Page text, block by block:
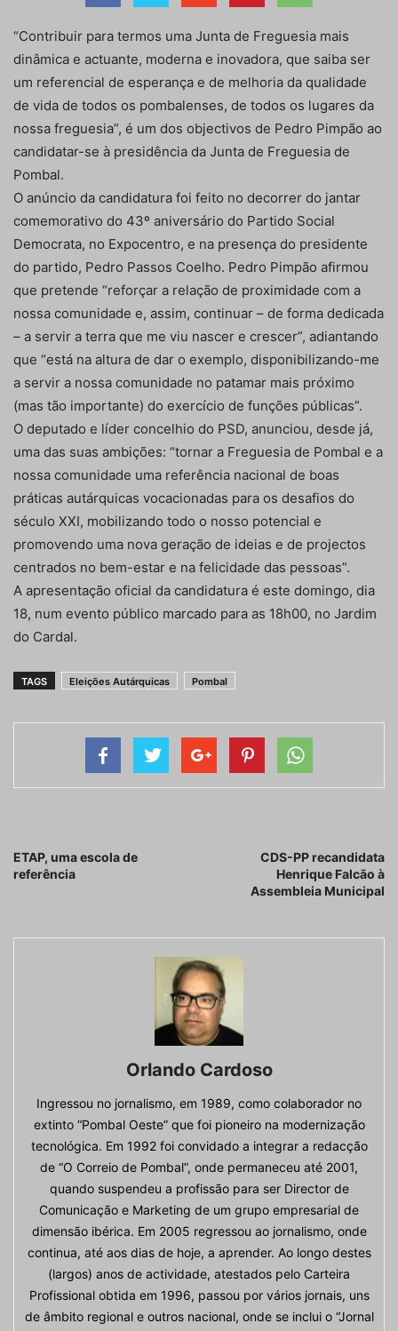
“Contribuir para termos uma Junta de Freguesia mais
dinâmica e actuante, moderna e inovadora, que saiba ser
um referencial de esperança e de melhoria da qualidade
de vida de todos os pombalenses, de todos os lugares da
nossa freguesia”, é um dos objectivos de Pedro Pimpão ao
candidatar-se à presidência da Junta de Freguesia de
Pombal.
O anúncio da candidatura foi feito no decorrer do jantar
comemorativo do 43º aniversário do Partido Social
Democrata, no Expocentro, e na presença do presidente
do partido, Pedro Passos Coelho. Pedro Pimpão afirmou
que pretende “reforçar a relação de proximidade com a
nossa comunidade e, assim, continuar – de forma dedicada
– a servir a terra que me viu nascer e crescer”, adiantando
que “está na altura de dar o exemplo, disponibilizando-me
a servir a nossa comunidade no patamar mais próximo
(mas tão importante) do exercício de funções públicas”.
O deputado e líder concelhio do PSD, anunciou, desde já,
uma das suas ambições: “tornar a Freguesia de Pombal e a
nossa comunidade uma referência nacional de boas
práticas autárquicas vocacionadas para os desafios do
século XXI, mobilizando todo o nosso potencial e
promovendo uma nova geração de ideias e de projectos
centrados no bem-estar e na felicidade das pessoas”.
A apresentação oficial da candidatura é este domingo, dia
18, num evento público marcado para as 18h00, no Jardim
do Cardal.
TAGS Eleições Autárquicas Pombal
ETAP, uma escola de
referência
CDS-PP recandidata
Henrique Falcão à
Assembleia Municipal
Orlando Cardoso
Ingressou no jornalismo, em 1989, como colaborador no
extinto “Pombal Oeste” que foi pioneiro na modernização
tecnológica. Em 1992 foi convidado a integrar a redacção
de “O Correio de Pombal”, onde permaneceu até 2001,
quando suspendeu a profissão para ser Director de
Comunicação e Marketing de um grupo empresarial de
dimensão ibérica. Em 2005 regressou ao jornalismo, onde
continua, até aos dias de hoje, a aprender. Ao longo destes
(largos) anos de actividade, atestados pelo Carteira
Profissional obtida em 1996, passou por vários jornais, uns
de âmbito regional e outros nacional, onde se inclui o “Jornal